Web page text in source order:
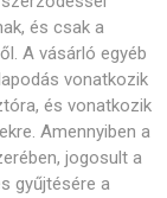
és csak a
A vásárló egyéb
vonatkozik
és vonatkozik
Amennyiben a
jogosult a
gyűjtésére a